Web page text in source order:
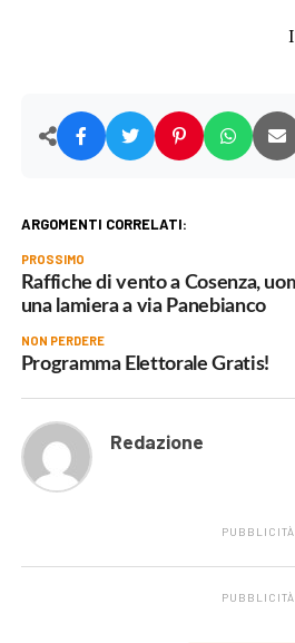
ARGOMENTI CORRELATI:
PROSSIMO
Raffiche di vento a Cosenza,
una lamiera a via Panebianco
NON PERDERE
Programma Elettorale Gratis!
Redazione
PUBBLICITÀ
PUBBLICITÀ